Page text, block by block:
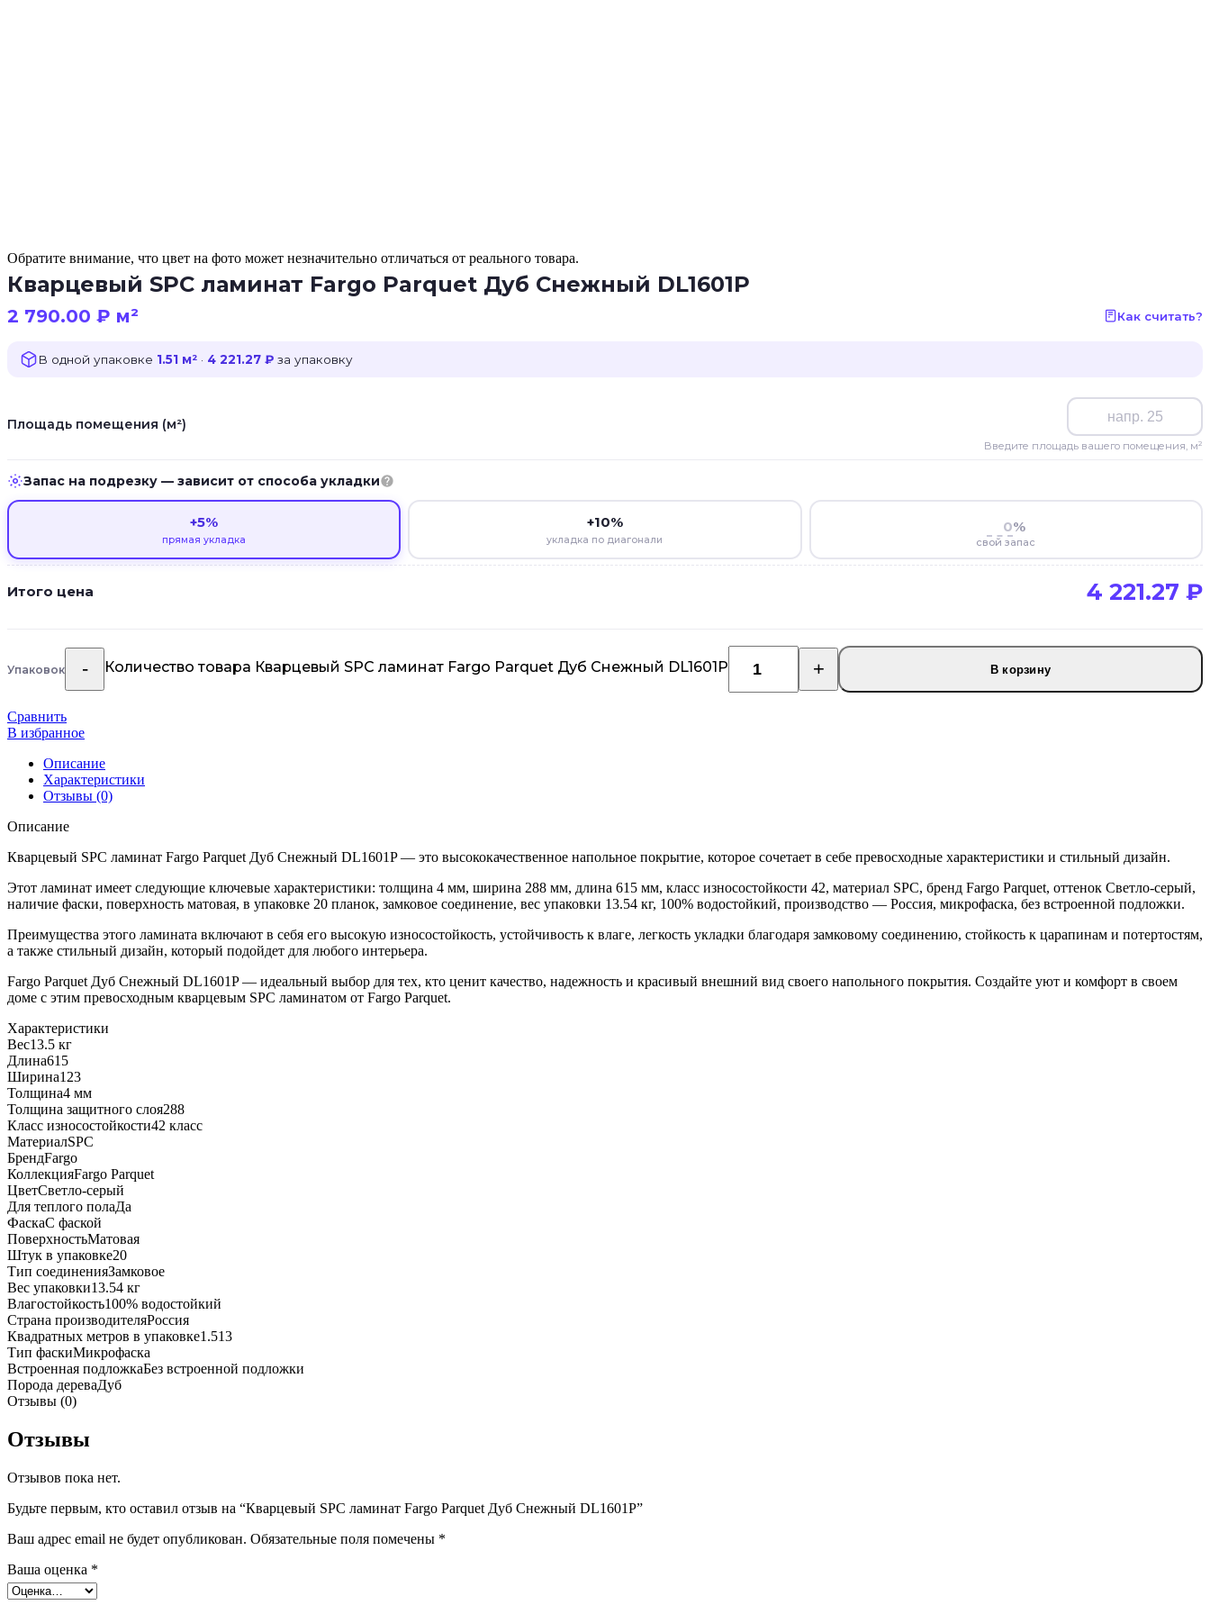
Обратите внимание, что цвет на фото может незначительно отличаться от реального товара.
Кварцевый SPC ламинат Fargo Parquet Дуб Снежный DL1601P
2 790.00 ₽ м² Как считать?
В одной упаковке 1.51 м² · 4 221.27 ₽ за упаковку
Площадь помещения (м²)
Введите площадь вашего помещения, м²
Запас на подрезку — зависит от способа укладки
+5%
прямая укладка
+10%
укладка по диагонали
%
свой запас
Итого цена 4 221.27 ₽
Упаковок Количество товара Кварцевый SPC ламинат Fargo Parquet Дуб Снежный DL1601P В корзину
Сравнить
В избранное
Описание
Характеристики
Отзывы (0)
Описание
Кварцевый SPC ламинат Fargo Parquet Дуб Снежный DL1601P — это высококачественное напольное покрытие, которое сочетает в себе превосходные характеристики и стильный дизайн.
Этот ламинат имеет следующие ключевые характеристики: толщина 4 мм, ширина 288 мм, длина 615 мм, класс износостойкости 42, материал SPC, бренд Fargo Parquet, оттенок Светло-серый,
наличие фаски, поверхность матовая, в упаковке 20 планок, замковое соединение, вес упаковки 13.54 кг, 100% водостойкий, производство — Россия, микрофаска, без встроенной подложки.
Преимущества этого ламината включают в себя его высокую износостойкость, устойчивость к влаге, легкость укладки благодаря замковому соединению, стойкость к царапинам и потертостям,
а также стильный дизайн, который подойдет для любого интерьера.
Fargo Parquet Дуб Снежный DL1601P — идеальный выбор для тех, кто ценит качество, надежность и красивый внешний вид своего напольного покрытия. Создайте уют и комфорт в своем
доме с этим превосходным кварцевым SPC ламинатом от Fargo Parquet.
Характеристики
Вес13.5 кг
Длина615
Ширина123
Толщина4 мм
Толщина защитного слоя288
Класс износостойкости42 класс
МатериалSPC
БрендFargo
КоллекцияFargo Parquet
ЦветСветло-серый
Для теплого полаДа
ФаскаС фаской
ПоверхностьМатовая
Штук в упаковке20
Тип соединенияЗамковое
Вес упаковки13.54 кг
Влагостойкость100% водостойкий
Страна производителяРоссия
Квадратных метров в упаковке1.513
Тип фаскиМикрофаска
Встроенная подложкаБез встроенной подложки
Порода дереваДуб
Отзывы (0)
Отзывы
Отзывов пока нет.
Будьте первым, кто оставил отзыв на “Кварцевый SPC ламинат Fargo Parquet Дуб Снежный DL1601P”
Ваш адрес email не будет опубликован. Обязательные поля помечены *
Ваша оценка *